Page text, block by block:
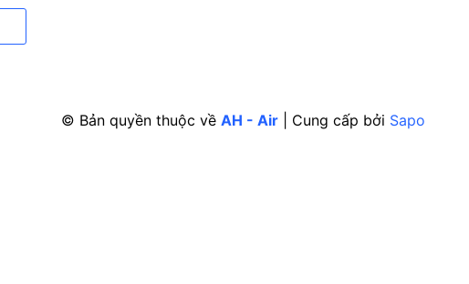
© Bản quyền thuộc về AH - Air Cung cấp bởi Sapo